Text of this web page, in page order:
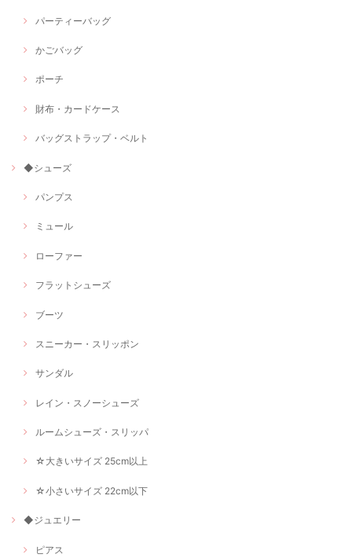
パーティーバッグ
かごバッグ
ポーチ
財布・カードケース
バッグストラップ・ベルト
◆シューズ
パンプス
ミュール
ローファー
フラットシューズ
ブーツ
スニーカー・スリッポン
サンダル
レイン・スノーシューズ
ルームシューズ・スリッパ
☆大きいサイズ 25cm以上
☆小さいサイズ 22cm以下
◆ジュエリー
ピアス